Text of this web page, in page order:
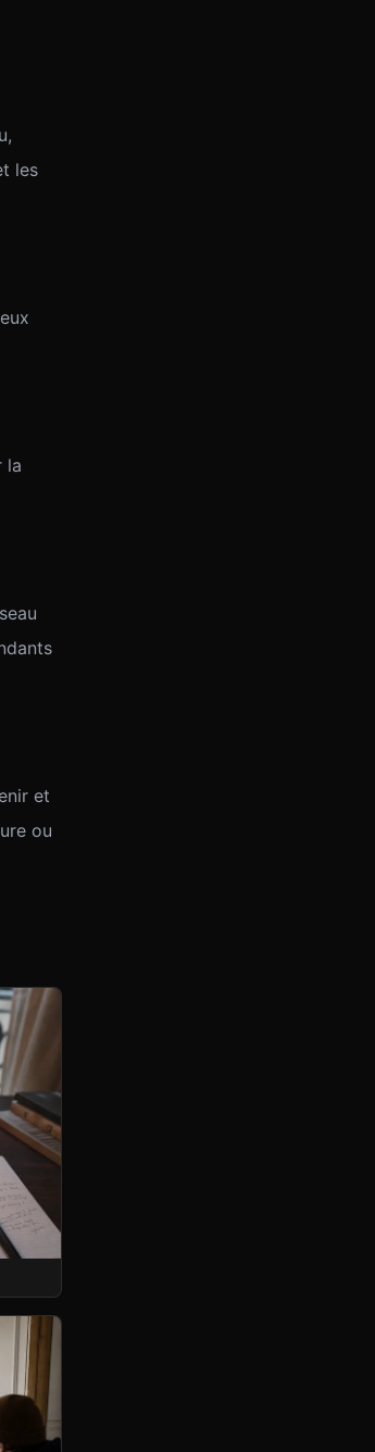
les
la
et
ou